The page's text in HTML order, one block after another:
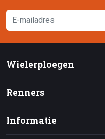
Wielerploegen
Renners
Informatie